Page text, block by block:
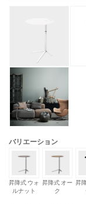
バリエーション
昇降式 ウォ
ルナット
昇降式 オー
ク
昇